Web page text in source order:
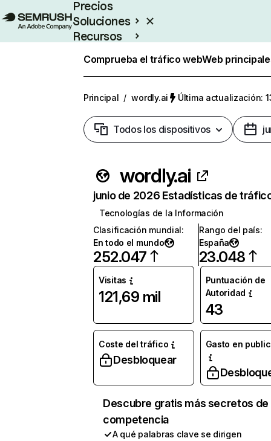
Precios
Soluciones
Recursos
Comprueba el tráfico webWeb
Principal / wordly.ai Última actualización:
Todos los dispositivos
wordly.ai
junio de 2026 Estadísticas de
Tecnologías de la Información
Clasificación mundial:
En todo el mundo
252.047
Rango del país:
España
23.048
Visitas
121,69 mil
Puntuación de
Autoridad
43
Coste del tráfico
Desbloquear
Gasto en
Descubre gratis más secretos de
competencia
A qué palabras clave se dirigen